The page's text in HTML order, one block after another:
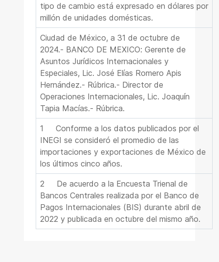
tipo de cambio está expresado en dólares por
millón de unidades domésticas.
Ciudad de México, a 31 de octubre de
2024.- BANCO DE MEXICO: Gerente de
Asuntos Jurídicos Internacionales y
Especiales, Lic. José Elías Romero Apis
Hernández.- Rúbrica.- Director de
Operaciones Internacionales, Lic. Joaquín
Tapia Macías.- Rúbrica.
1
Conforme a los datos publicados por el
INEGI se consideró el promedio de las
importaciones y exportaciones de México de
los últimos cinco años.
2
De acuerdo a la Encuesta Trienal de
Bancos Centrales realizada por el Banco de
Pagos Internacionales (BIS) durante abril de
2022 y publicada en octubre del mismo año.